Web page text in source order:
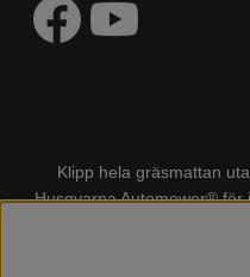
Klipp hela gräsmattan
Husqvarna Automower®för